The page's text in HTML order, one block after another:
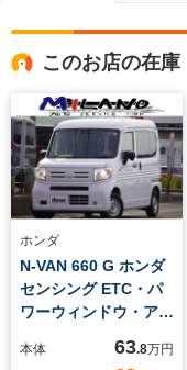
このお店の在庫
ホンダ
N-VAN 660 G ホンダ
センシング ETC・パ
ワーウィンドウ・アダ
トロール・キーレス
本体 63.8万円